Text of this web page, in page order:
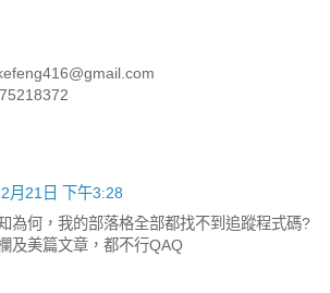
月21日 下午3:28
為何，我的部落格全部都找不到追蹤程式碼?
及美篇文章，都不行QAQ